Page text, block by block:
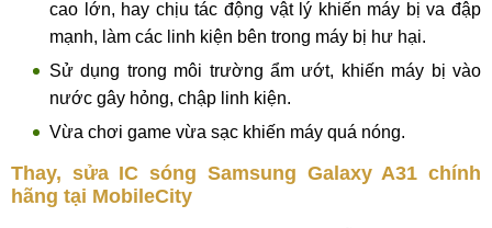
cao lớn, hay chịu tác động vật lý khiến máy bị va đập
mạnh, làm các linh kiện bên trong máy bị hư hại.
Sử dụng trong môi trường ẩm ướt, khiến máy bị vào
nước gây hỏng, chập linh kiện.
Vừa chơi game vừa sạc khiến máy quá nóng.
Thay, sửa IC sóng Samsung Galaxy A31 chính
hãng tại MobileCity